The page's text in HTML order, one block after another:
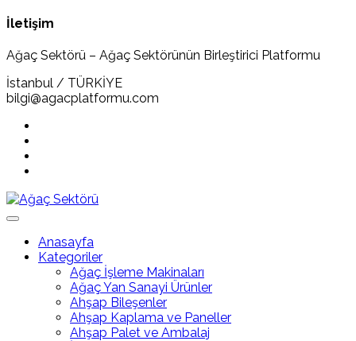
İletişim
Ağaç Sektörü – Ağaç Sektörünün Birleştirici Platformu
İstanbul / TÜRKİYE
bilgi@agacplatformu.com
Anasayfa
Kategoriler
Ağaç İşleme Makinaları
Ağaç Yan Sanayi Ürünler
Ahşap Bileşenler
Ahşap Kaplama ve Paneller
Ahşap Palet ve Ambalaj